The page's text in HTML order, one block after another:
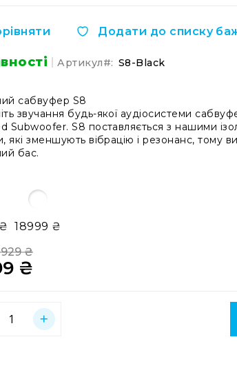
Додати до списку
Артикул S8-Black
сабвуфер S8
звучання будь-якої аудіосистеми
Subwoofer. S8 поставляється з нашими
які зменшують вібрацію і резонанс, тому
бас.
18999 ₴
₴
₴